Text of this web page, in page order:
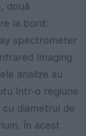
două
la bord:
spectrometer
Imaging
analize au
într-o regiune
cu diametrul de
În acest